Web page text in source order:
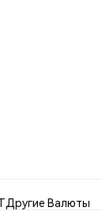
Другие Валюты